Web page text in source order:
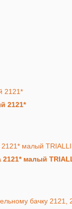
2121*
2121* малый